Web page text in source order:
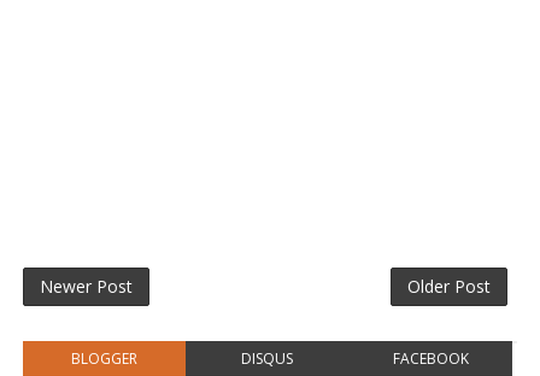
Newer Post Older Post
BLOGGER DISQUS FACEBOOK